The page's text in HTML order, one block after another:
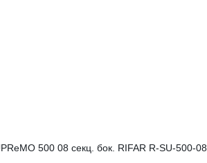
500 08 секц. бок. RIFAR R-SU-500-08